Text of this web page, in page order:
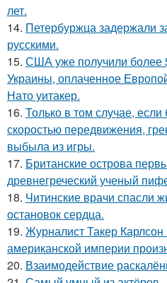
лет.
14. Петербуржца задержали
русскими.
15. США уже получили более
Украины, оплаченное
Нато уитакер.
16. Только в том случае,
скоростью передвижения,
выбыла из игры.
17. Британские острова
древнегреческий ученый
18. Читинские врачи спасли
остановок сердца.
19. Журналист Такер
американской империи
20. Взаимодействие